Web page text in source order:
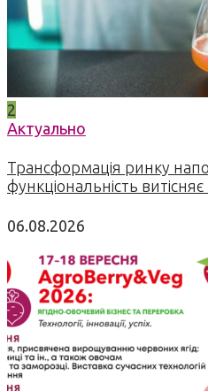
2
Актуально
Трансформація ринку
функціональність
06.08.2026